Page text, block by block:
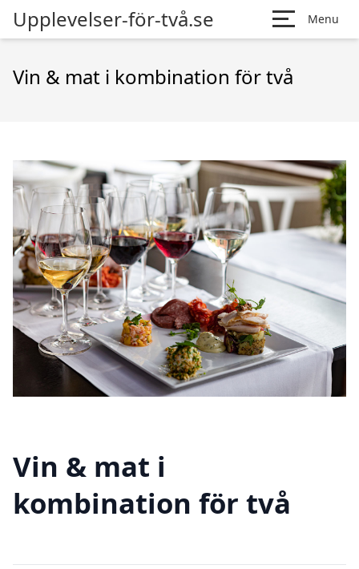
Upplevelser-för-två.se Menu
Vin & mat i kombination för två
Vin & mat i
kombination för två